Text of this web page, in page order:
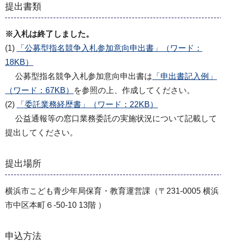
提出書類
※入札は終了しました。
(1)
「公募型指名競争入札参加意向申出書」（ワード：
18KB）
公募型指名競争入札参加意向申出書は 「申出書記入例」
（ワード：67KB）
を参照の上、作成してください。
(2)
「委託業務経歴書」（ワード：22KB）
公益通報等の窓口業務委託の実施状況について記載して
提出してください。
提出場所
横浜市こども青少年局保育・教育運営課（〒231-0005 横浜
市中区本町６-50-10 13階 ）
申込方法